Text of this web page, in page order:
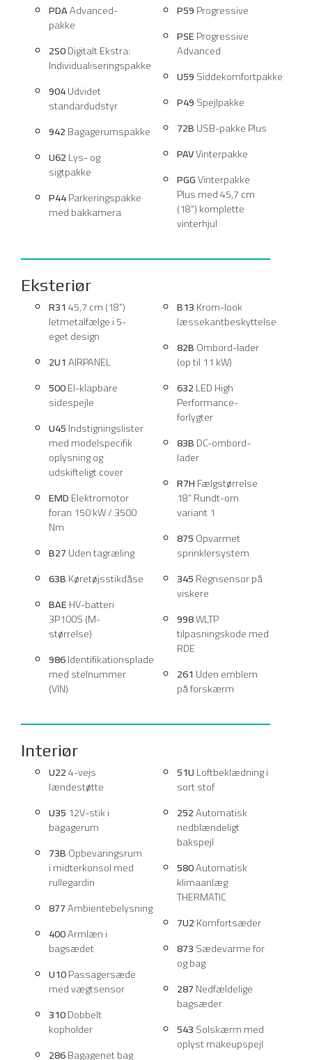
PDAAdvanced-
pakke
2S0Digitalt Ekstra:
Individualiseringspakke
904Udvidet
standardudstyr
942Bagagerumspakke
U62Lys- og
sigtpakke
P44Parkeringspakke
med bakkamera
P59Progressive
PSEProgressive
Advanced
U59Siddekomfortpakke
P49Spejlpakke
72BUSB-pakke Plus
PAVVinterpakke
PGGVinterpakke
Plus med 45,7 cm
(18") komplette
vinterhjul
Eksteriør
R3145,7 cm (18")
letmetalfælge i 5-
eget design
2U1AIRPANEL
500El-klapbare
sidespejle
U45Indstigningslister
med modelspecifik
oplysning og
udskifteligt cover
EMDElektromotor
foran 150 kW / 3500
Nm
B27Uden tagræling
63BKøretøjsstikdåse
BAEHV-batteri
3P100S (M-
størrelse)
986Identifikationsplade
med stelnummer
(VIN)
B13Krom-look
læssekantbeskyttelse
82BOmbord-lader
(op til 11 kW)
632LED High
Performance-
forlygter
83BDC-ombord-
lader
R7HFælgstørrelse
18” Rundt-om
variant 1
875Opvarmet
sprinklersystem
345Regnsensor på
viskere
998WLTP
tilpasningskode med
RDE
261 Uden emblem
på forskærm
Interiør
U224-vejs
lændestøtte
U35 12V-stik i
bagagerum
73BOpbevaringsrum
i midterkonsol med
rullegardin
877Ambientebelysning
400Armlæn i
bagsædet
U10Passagersæde
med vægtsensor
310Dobbelt
kopholder
286Bagagenet bag
51ULoftbeklædning i
sort stof
252Automatisk
nedblændeligt
bakspejl
580Automatisk
klimaanlæg
THERMATIC
7U2Komfortsæder
873Sædevarme for
og bag
287Nedfældelige
bagsæder
543Solskærm med
oplyst makeupspejl